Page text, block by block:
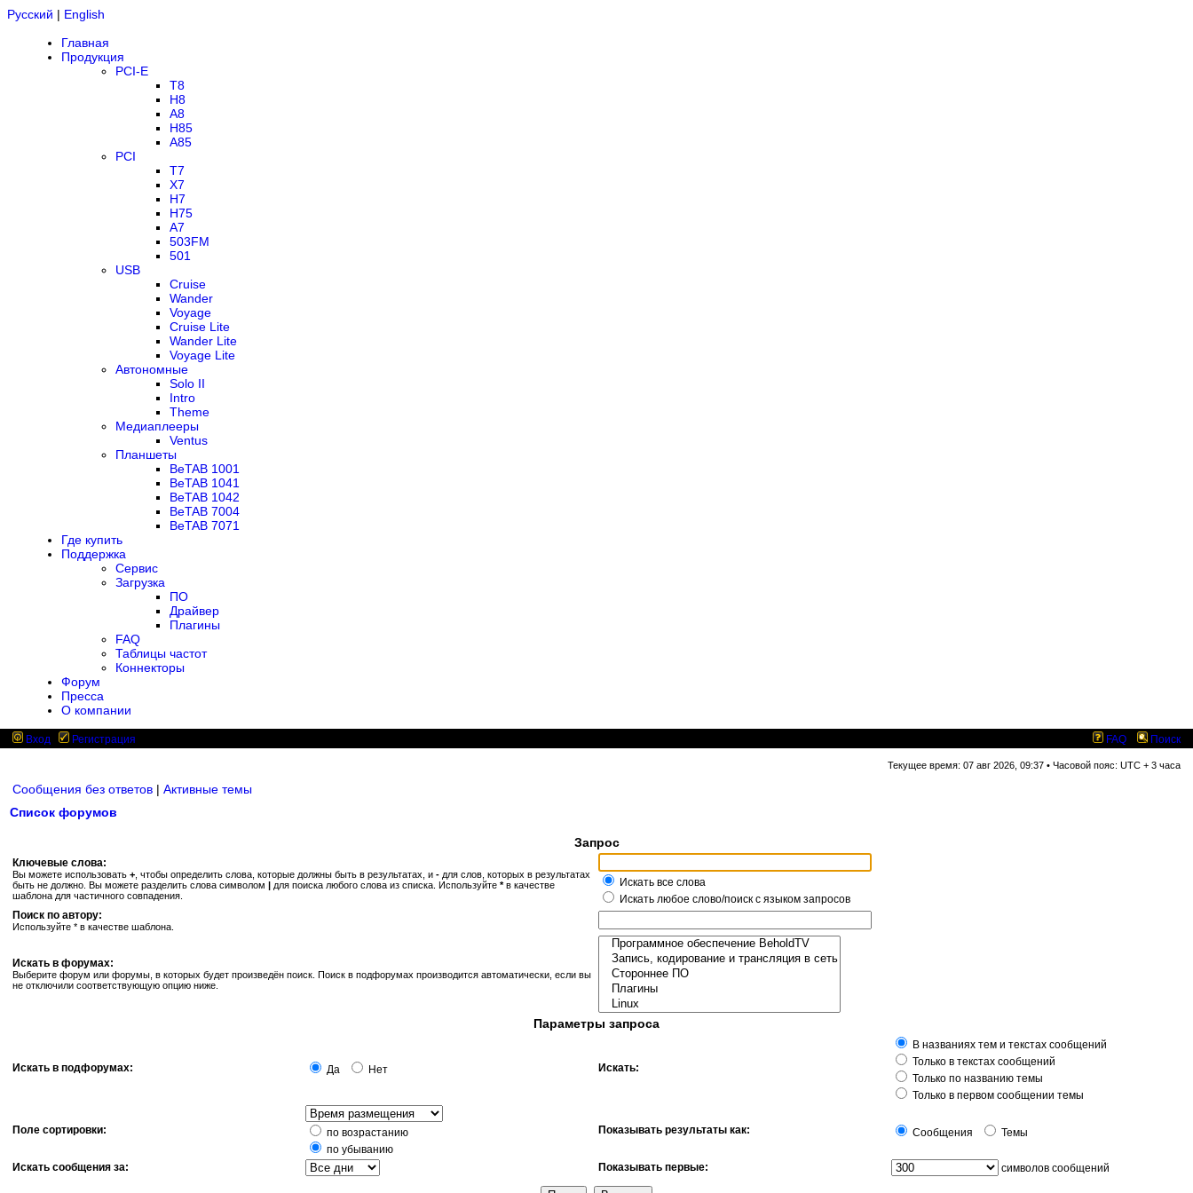
Русский | English
Главная
Продукция
PCI-E
T8
H8
A8
H85
A85
PCI
T7
X7
H7
H75
A7
503FM
501
USB
Cruise
Wander
Voyage
Cruise Lite
Wander Lite
Voyage Lite
Автономные
Solo II
Intro
Theme
Медиаплееры
Ventus
Планшеты
BeTAB 1001
BeTAB 1041
BeTAB 1042
BeTAB 7004
BeTAB 7071
Где купить
Поддержка
Сервис
Загрузка
ПО
Драйвер
Плагины
FAQ
Таблицы частот
Коннекторы
Форум
Пресса
О компании
Вход Регистрация FAQ Поиск
Текущее время: 07 авг 2026, 09:37 • Часовой пояс: UTC + 3 часа
Сообщения без ответов | Активные темы
Список форумов
Запрос
Ключевые слова:
Вы можете использовать + , чтобы определить слова, которые должны быть в результатах, и - для слов, которых в результатах
быть не должно. Вы можете разделить слова символом | для поиска любого слова из списка. Используйте *в качестве
шаблона для частичного совпадения.
Искать все слова
Искать любое слово/поиск с языком запросов
Поиск по автору:
Используйте * в качестве шаблона.
Искать в форумах:
Выберите форум или форумы, в которых будет произведён поиск. Поиск в подфорумах производится автоматически, если вы
не отключили соответствующую опцию ниже.
Параметры запроса
Искать в подфорумах: Да Нет Искать:
В названиях тем и текстах сообщений
Только в текстах сообщений
Только по названию темы
Только в первом сообщении темы
Поле сортировки:
по возрастанию
по убыванию
Показывать результаты как: Сообщения Темы
Искать сообщения за: Показывать первые: символов сообщений